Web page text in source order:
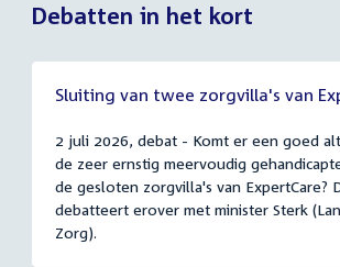
Debatten in het kort
Sluiting van twee zorgvilla's van
2 juli 2026, debat - Komt er een goed
de zeer ernstig meervoudig
de gesloten zorgvilla's van ExpertCare?
debatteert erover met minister Sterk
Zorg).